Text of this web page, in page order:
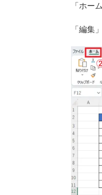
「ホー
「編集